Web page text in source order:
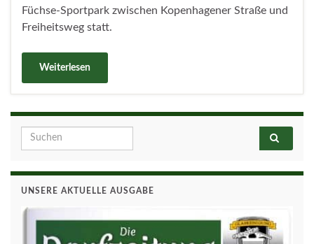
Füchse-Sportpark zwischen Kopenhagener Straße und
Freiheitsweg statt.
Weiterlesen
Search for:
UNSERE AKTUELLE AUSGABE